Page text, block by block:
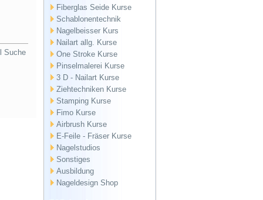
Suche
Fiberglas Seide Kurse
Schablonentechnik
Nagelbeisser Kurs
Nailart allg. Kurse
One Stroke Kurse
Pinselmalerei Kurse
3 D - Nailart Kurse
Ziehtechniken Kurse
Stamping Kurse
Fimo Kurse
Airbrush Kurse
E-Feile - Fräser Kurse
Nagelstudios
Sonstiges
Ausbildung
Nageldesign Shop